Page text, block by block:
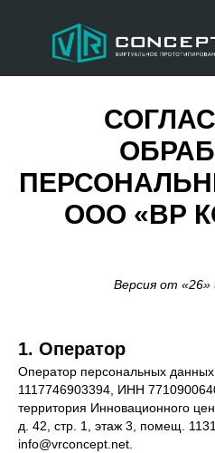
ООО «ВР
Версия от «26»
1. Оператор
Оператор персональных
1117746903394, ИНН
территория Инновационного
д. 42, стр. 1, этаж 3, помещ.
info@vrconcept.net.